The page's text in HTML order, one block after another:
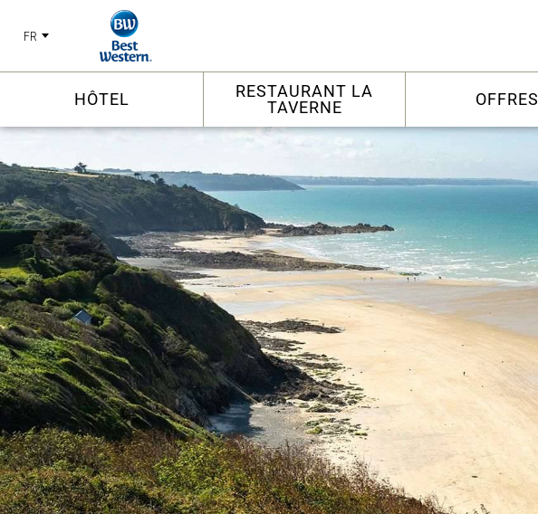
FR
HÔTEL
RESTAURANT LA
TAVERNE
OFFRES